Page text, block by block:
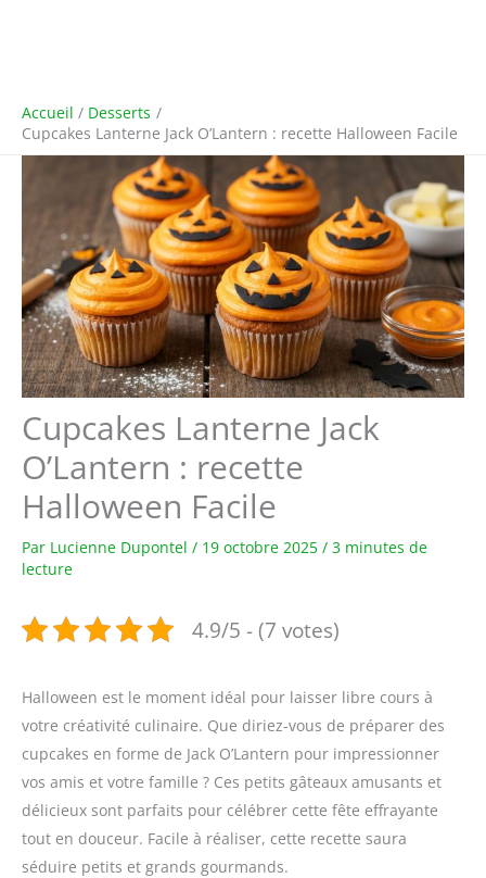
Accueil
Desserts
Cupcakes Lanterne Jack O’Lantern : recette Halloween Facile
Cupcakes Lanterne Jack
O’Lantern : recette
Halloween Facile
Par Lucienne Dupontel / 19 octobre 2025 / 3 minutes de
lecture
4.9/5 - (7 votes)
Halloween est le moment idéal pour laisser libre cours à
votre créativité culinaire. Que diriez-vous de préparer des
cupcakes en forme de Jack O’Lantern pour impressionner
vos amis et votre famille ? Ces petits gâteaux amusants et
délicieux sont parfaits pour célébrer cette fête effrayante
tout en douceur. Facile à réaliser, cette recette saura
séduire petits et grands gourmands.